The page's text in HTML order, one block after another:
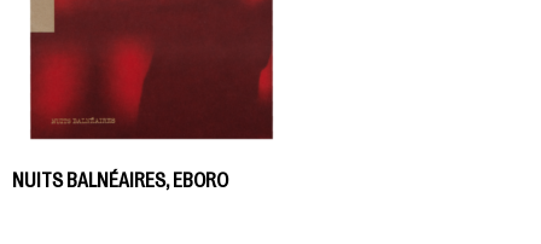
NUITS BALNÉAIRES, EBORO